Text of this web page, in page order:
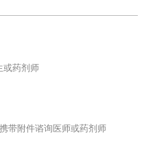
或药剂师
带附件谘询医师或药剂师